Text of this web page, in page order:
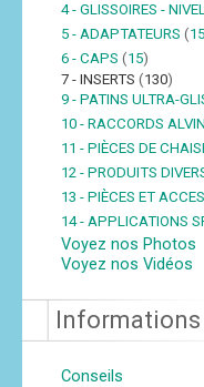
4 - GLISSOIRES -
5 - ADAPTATEURS (15
6 - CAPS (15)
7 - INSERTS (130)
9 - PATINS ULTRA-
10 - RACCORDS ALVIN
11 - PIÈCES DE
12 - PRODUITS
13 - PIÈCES ET
14 - APPLICATIONS
Voyez nos Photos
Voyez nos Vidéos
Informations
Conseils